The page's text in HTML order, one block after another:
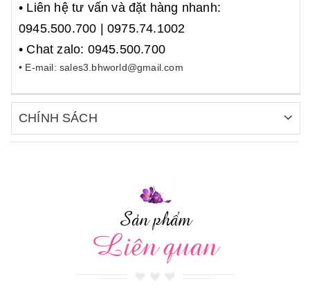
• Liên hệ tư vấn và đặt hàng nhanh:
0945.500.700 | 0975.74.1002
• Chat zalo: 0945.500.700
• E-mail: sales3.bhworld@gmail.com
CHÍNH SÁCH
Sản phẩm
Liên quan